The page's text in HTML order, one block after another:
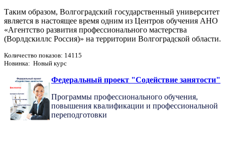
Таким образом, Волгоградский государственный университет
является в настоящее время одним из Центров обучения АНО
«Агентство развития профессионального мастерства
(Ворлдскиллс Россия)» на территории Волгоградской области.
Количество показов: 14115
Новинка: Новый курс
Федеральный проект "Содействие занятости"
Программы профессионального обучения,
повышения квалификации и профессиональной
переподготовки